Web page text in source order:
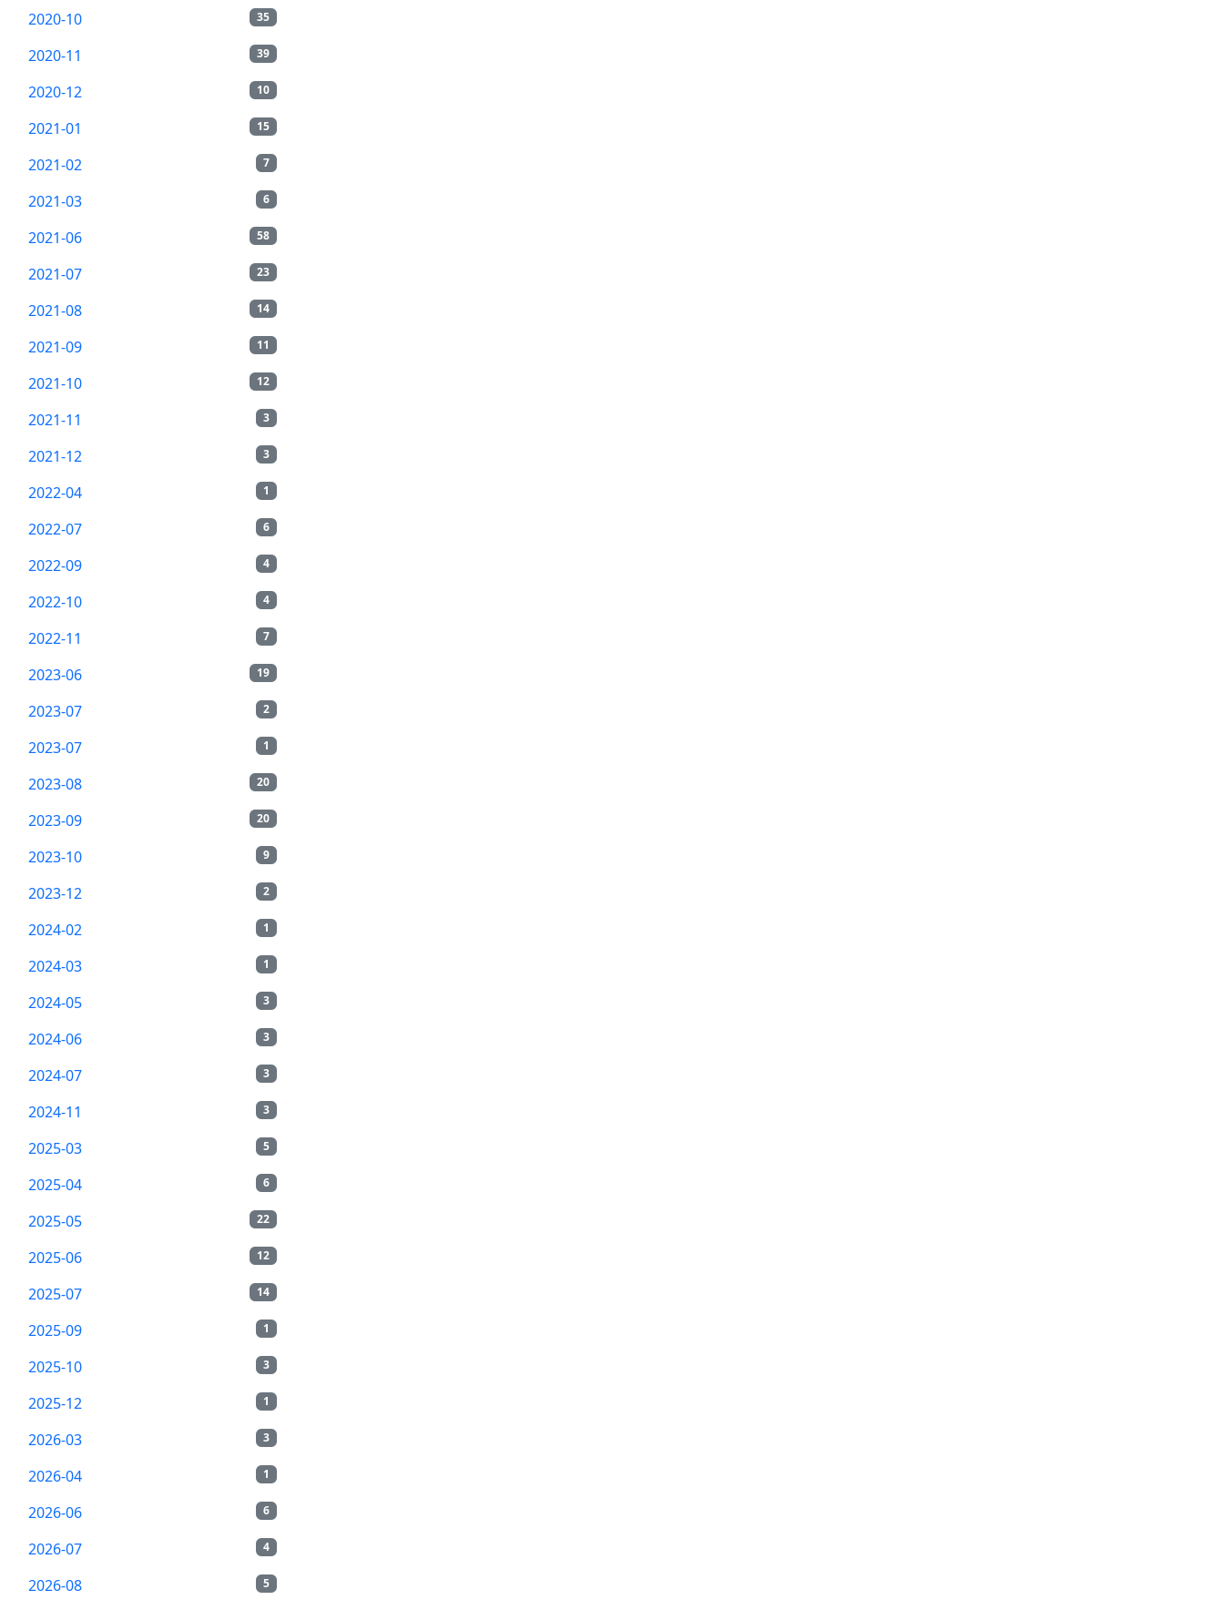
35
2020-10
39
2020-11
10
2020-12
15
2021-01
7
2021-02
6
2021-03
58
2021-06
23
2021-07
14
2021-08
11
2021-09
12
2021-10
3
2021-11
3
2021-12
1
2022-04
6
2022-07
4
2022-09
4
2022-10
7
2022-11
19
2023-06
2
2023-07
1
2023-07
20
2023-08
20
2023-09
9
2023-10
2
2023-12
1
2024-02
1
2024-03
3
2024-05
3
2024-06
3
2024-07
3
2024-11
5
2025-03
6
2025-04
22
2025-05
12
2025-06
14
2025-07
1
2025-09
3
2025-10
1
2025-12
3
2026-03
1
2026-04
6
2026-06
4
2026-07
5
2026-08